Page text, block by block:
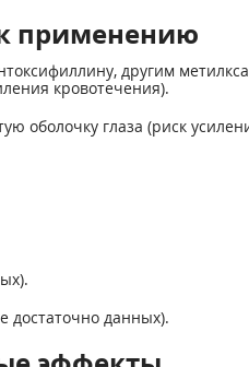
применению
другим
кровотечения).
оболочку глаза (риск
достаточно данных).